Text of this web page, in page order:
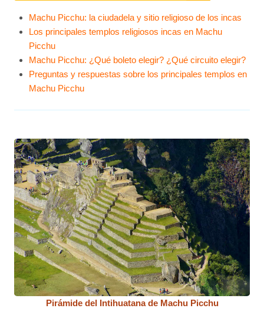
Machu Picchu: la ciudadela y sitio religioso de los incas
Los principales templos religiosos incas en Machu
Picchu
Machu Picchu: ¿Qué boleto elegir? ¿Qué circuito elegir?
Preguntas y respuestas sobre los principales templos en
Machu Picchu
Pirámide del Intihuatana de Machu Picchu